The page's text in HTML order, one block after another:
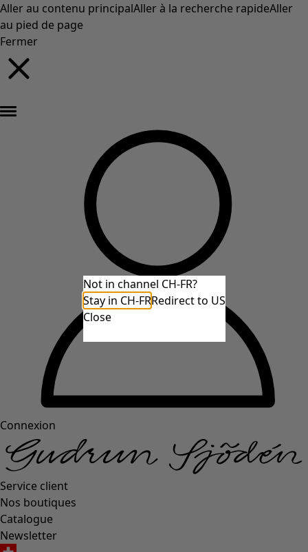
Aller au contenu principalAller à la recherche rapideAller
au pied de page
Fermer
Connexion
Service client
Nos boutiques
Catalogue
Newsletter
Not in channel CH-FR?
Stay in CH-FRRedirect to US
Close